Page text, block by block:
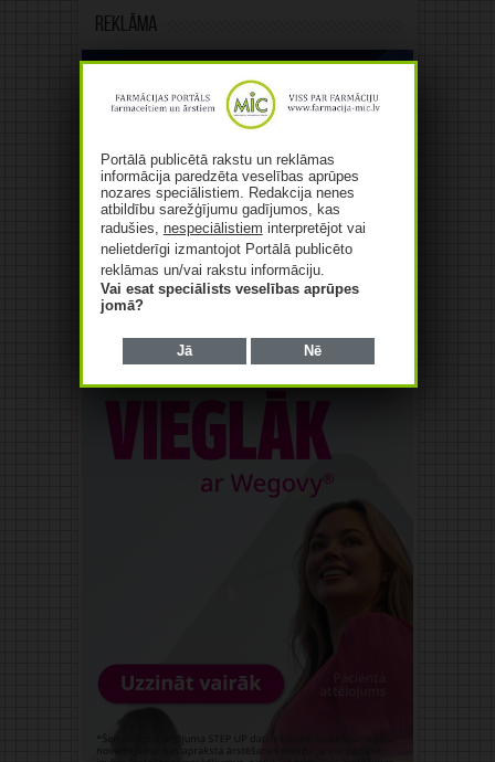
Reklāma
Reklāma
Portālā publicētā rakstu un reklāmas
informācija paredzēta veselības aprūpes
nozares speciālistiem. Redakcija nenes
atbildību sarežģījumu gadījumos, kas
radušies, nespeciālistiem interpretējot vai
nelietderīgi izmantojot Portālā publicēto
reklāmas un/vai rakstu informāciju.
Vai esat speciālists veselības aprūpes
jomā?
Jā Nē